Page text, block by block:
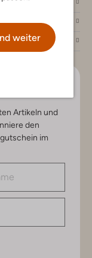
weiter
Artikeln und
den
im